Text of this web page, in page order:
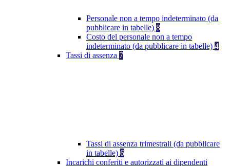
Personale non a tempo indeterminato (da
pubblicare in tabelle) 8
Costo del personale non a tempo
indeterminato (da pubblicare in tabelle) 4
Tassi di assenza 7
Tassi di assenza trimestrali (da pubblicare
in tabelle) 6
Incarichi conferiti e autorizzati ai dipendenti